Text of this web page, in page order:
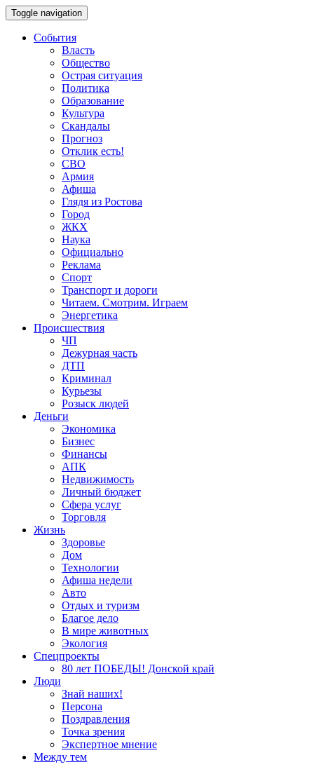
Toggle navigation
События
Власть
Общество
Острая ситуация
Политика
Образование
Культура
Скандалы
Прогноз
Отклик есть!
СВО
Армия
Афиша
Глядя из Ростова
Город
ЖКХ
Наука
Официально
Реклама
Спорт
Транспорт и дороги
Читаем. Смотрим. Играем
Энергетика
Происшествия
ЧП
Дежурная часть
ДТП
Криминал
Курьезы
Розыск людей
Деньги
Экономика
Бизнес
Финансы
АПК
Недвижимость
Личный бюджет
Сфера услуг
Торговля
Жизнь
Здоровье
Дом
Технологии
Афиша недели
Авто
Отдых и туризм
Благое дело
В мире животных
Экология
Спецпроекты
80 лет ПОБЕДЫ! Донской край
Люди
Знай наших!
Персона
Поздравления
Точка зрения
Экспертное мнение
Между тем